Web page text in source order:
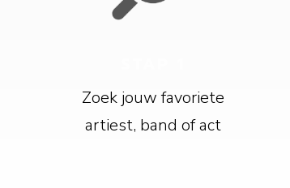
Zoek jouw favoriete
artiest, band of act